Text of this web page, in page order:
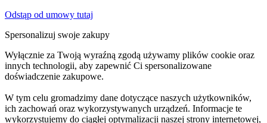
Odstąp od umowy tutaj
Spersonalizuj swoje zakupy
Wyłącznie za Twoją wyraźną zgodą używamy plików cookie oraz
innych technologii, aby zapewnić Ci spersonalizowane
doświadczenie zakupowe.
W tym celu gromadzimy dane dotyczące naszych użytkowników,
ich zachowań oraz wykorzystywanych urządzeń. Informacje te
wykorzystujemy do ciągłej optymalizacji naszej strony internetowej,